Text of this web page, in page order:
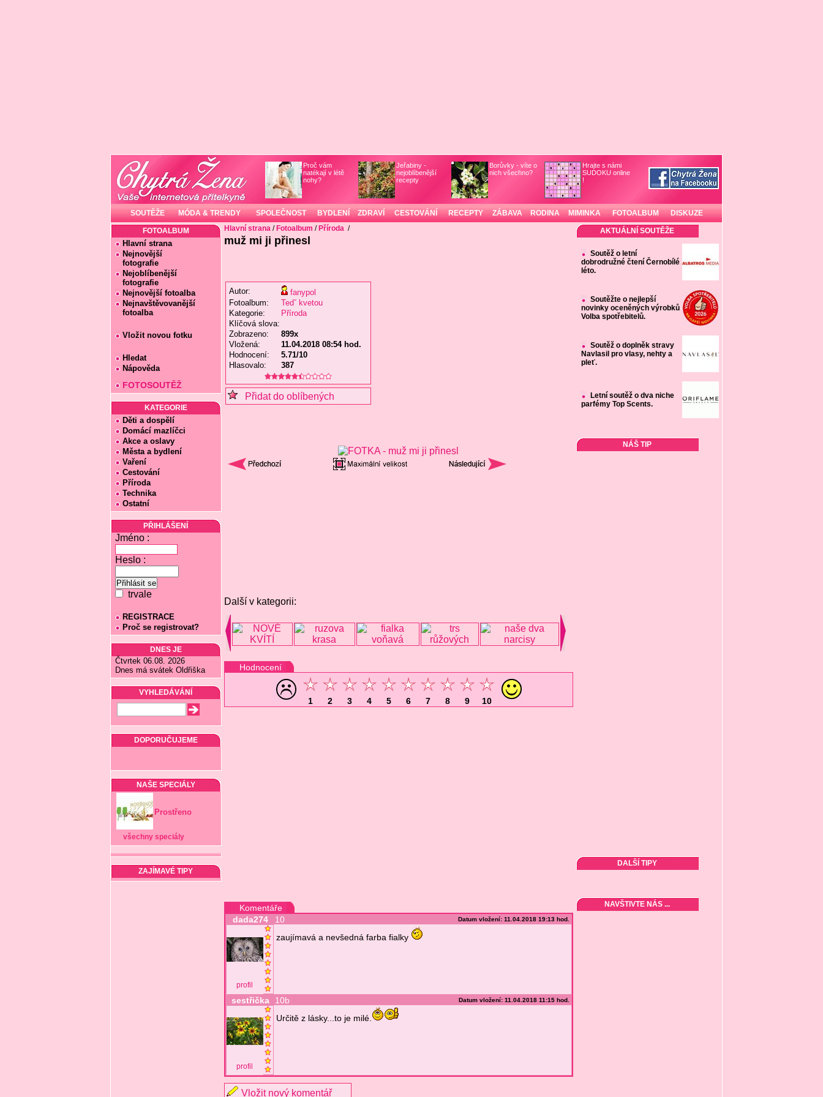
Proč vám
natékají v létě
nohy?
Jeřabiny -
nejoblíbenější
recepty
Borůvky - víte o
nich všechno?
Hrajte s námi
SUDOKU online
!
SOUTĚŽE MÓDA & TRENDY SPOLEČNOST BYDLENÍ ZDRAVÍ CESTOVÁNÍ RECEPTY ZÁBAVA RODINA MIMINKA FOTOALBUM DISKUZE
FOTOALBUM
Hlavní strana
Nejnovější
fotografie
Nejoblíbenější
fotografie
Nejnovější fotoalba
Nejnavštěvovanější
fotoalba
Vložit novou fotku
Hledat
Nápověda
FOTOSOUTĚŽ
KATEGORIE
Děti a dospělí
Domácí mazlíčci
Akce a oslavy
Města a bydlení
Vaření
Cestování
Příroda
Technika
Ostatní
PŘIHLÁŠENÍ
Jméno :
Heslo :
trvale
REGISTRACE
Proč se registrovat?
DNES JE
Čtvrtek 06.08. 2026
Dnes má svátek Oldřiška
VYHLEDÁVÁNÍ
DOPORUČUJEME
NAŠE SPECIÁLY
Prostřeno
všechny speciály
ZAJÍMAVÉ TIPY
Hlavní strana/ Fotoalbum / Příroda /
muž mi ji přinesl
Autor:
fanypol
Fotoalbum:
Tedˇ kvetou
Kategorie:
Příroda
Klíčová slova:
Zobrazeno:
899x
Vložená:
11.04.2018 08:54 hod.
Hodnocení:
5.71/10
Hlasovalo:
387
Přidat do oblíbených
Další v kategorii:
Hodnocení
1 2 3 4 5 6 7 8 9 10
Komentáře
dada274
10 Datum vložení: 11.04.2018 19:13 hod.
profil
zaujímavá a nevšedná farba fialky
sestřička 10b Datum vložení: 11.04.2018 11:15 hod.
profil
Určitě z lásky...to je milé.
Vložit nový komentář
AKTUÁLNÍ SOUTĚŽE
Soutěž o letní
dobrodružné čtení Černobílé
léto.
Soutěžte o nejlepší
novinky oceněných výrobků
Volba spotřebitelů.
Soutěž o doplněk stravy
Navlasil pro vlasy, nehty a
pleť.
Letní soutěž o dva niche
parfémy Top Scents.
NÁŠ TIP
DALŠÍ TIPY
NAVŠTIVTE NÁS ...